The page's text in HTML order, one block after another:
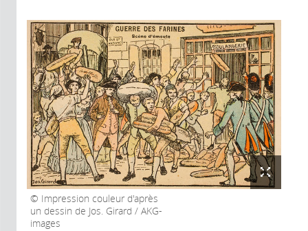
Impression couleur d'après
un dessin de Jos. Girard / AKG-
images